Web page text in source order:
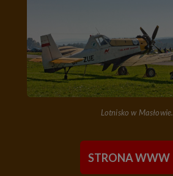
Lotnisko w Masłowie.
STRONA WWW